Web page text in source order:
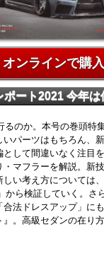
オンラインで購入
ート2021 今年は
るのか。本号の巻頭特
いパーツはもちろん、
して間違いなく注目
マフラーを解説。新
い考え方については
から検証していく。さ
合法ドレスアップ」に
。高級セダンの在り